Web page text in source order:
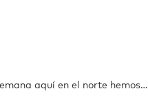
aquí en el norte hemos…